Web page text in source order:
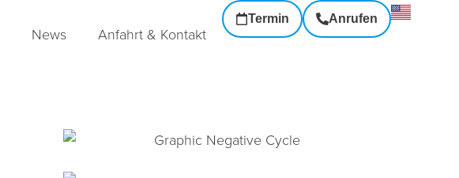
News Anfahrt & Kontakt
Termin Anrufen